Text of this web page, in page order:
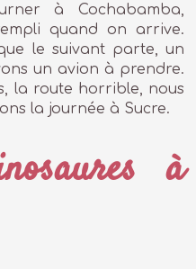
à Cochabamba,
quand on arrive.
le suivant parte, un
un avion à prendre.
la route horrible, nous
la journée à Sucre.
à